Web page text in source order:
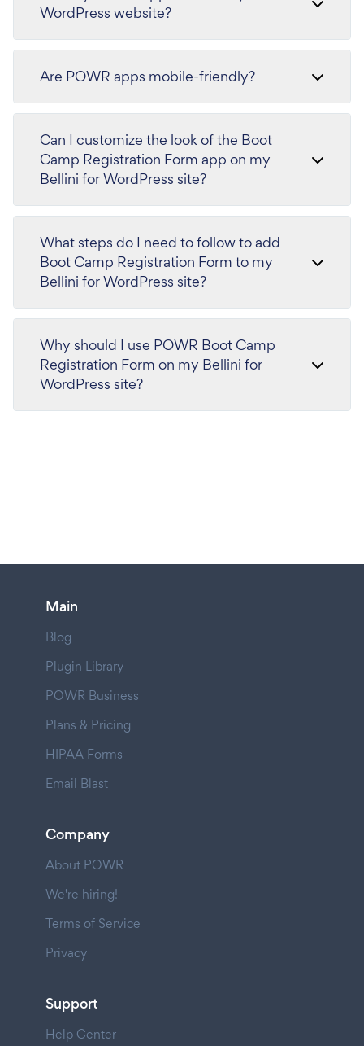
WordPress website?
Are POWR apps mobile-friendly?
Can I customize the look of the Boot
Camp Registration Form app on my
Bellini for WordPress site?
What steps do I need to follow to add
Boot Camp Registration Form to my
Bellini for WordPress site?
Why should I use POWR Boot Camp
Registration Form on my Bellini for
WordPress site?
Main
Blog
Plugin Library
POWR Business
Plans & Pricing
HIPAA Forms
Email Blast
Company
About POWR
We're hiring!
Terms of Service
Privacy
Support
Help Center